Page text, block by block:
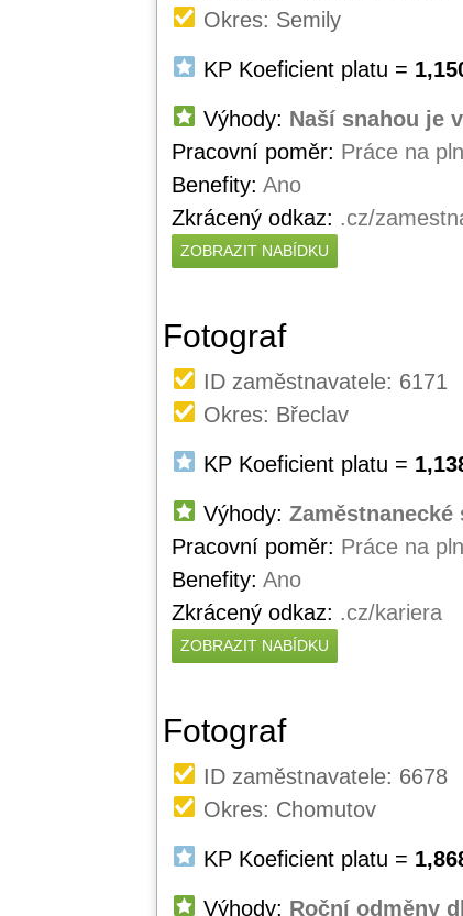
Okres: Semily
KP Koeficient platu =
Výhody: Naší snahou je
Pracovní poměr: Práce na
Benefity: Ano
Zkrácený odkaz: .cz/
ZOBRAZIT NABÍDKU
Fotograf
ID zaměstnavatele: 6171
Okres: Břeclav
KP Koeficient platu =
Výhody: Zaměstnanecké
Pracovní poměr: Práce na
Benefity: Ano
Zkrácený odkaz: .cz/kariera
ZOBRAZIT NABÍDKU
Fotograf
ID zaměstnavatele: 6678
Okres: Chomutov
KP Koeficient platu =
Výhody: Roční odměny